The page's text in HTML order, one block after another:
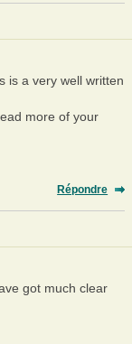
is a very well written
more of your
Répondre
got much clear